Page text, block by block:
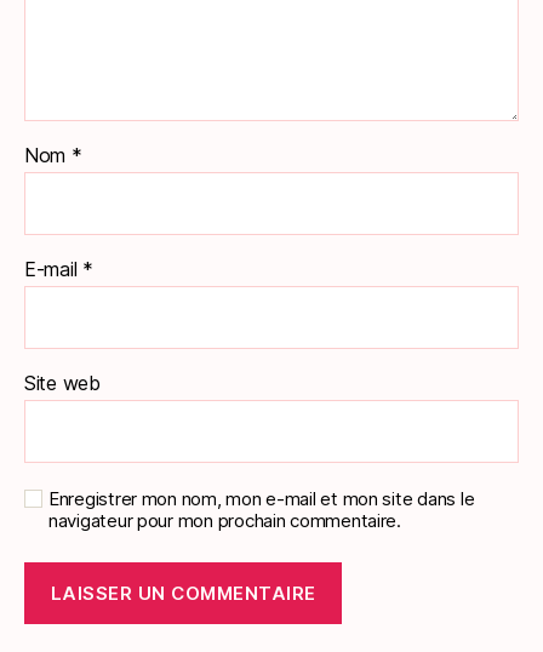
Nom *
E-mail *
Site web
Enregistrer mon nom, mon e-mail et mon site dans le
navigateur pour mon prochain commentaire.